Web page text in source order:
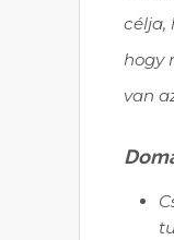
célja,
hogy
van